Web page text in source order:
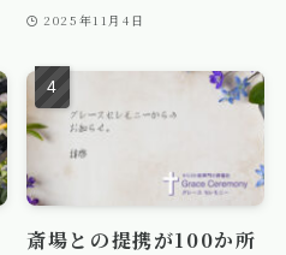
2025年11月4日
斎場との提携が100か所